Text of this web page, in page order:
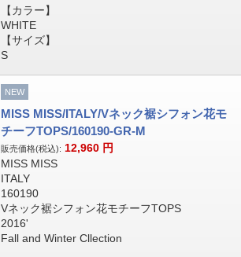
【カラー】
WHITE
【サイズ】
S
NEW
MISS MISS/ITALY/Vネック裾シフォン花モ
チーフTOPS/160190-GR-M
販売価格(税込): 12,960 円
MISS MISS
ITALY
160190
Vネック裾シフォン花モチーフTOPS
2016'
Fall and Winter Cllection